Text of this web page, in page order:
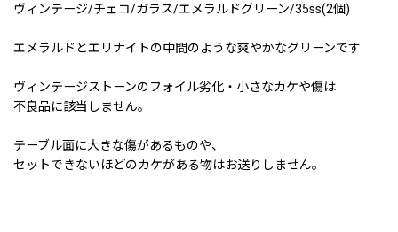
ヴィンテージ/チェコ/ガラス/エメラルドグリーン/35ss(2個)
エメラルドとエリナイトの中間のような爽やかなグリーンです
ヴィンテージストーンのフォイル劣化・小さなカケや傷は
不良品に該当しません。
テーブル面に大きな傷があるものや、
セットできないほどのカケがある物はお送りしません。